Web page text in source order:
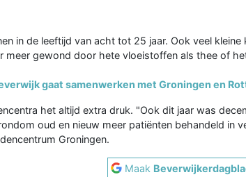
in de leeftijd van acht tot 25 jaar. Ook veel kleine
meer gewond door hete vloeistoffen als thee of
gaat samenwerken met Groningen en
het altijd extra druk. "Ook dit jaar was
oud en nieuw meer patiënten behandeld in
Groningen.
Maak